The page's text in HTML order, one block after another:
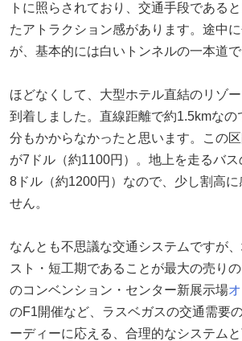
トに照らされており、交通手段である
たアトラクション感があります。途中
が、基本的には白いトンネルの一本道で
ほどなくして、大型ホテル直結のリゾ
到着しました。直線距離で約1.5kmなの
分もかからなかったと思います。この
が7ドル（約1100円）。地上を走るバ
8ドル（約1200円）なので、少し割高に
せん。
なんとも不思議な交通システムですが
スト・短工期であることが最大の売り
のコンベンション・センター新展示場
のF1開催など、ラスベガスの交通需要
ーディーに応える、合理的なシステムと